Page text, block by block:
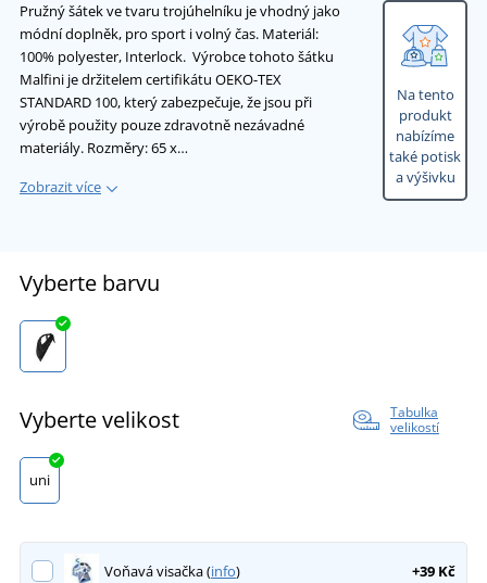
Pružný šátek ve tvaru trojúhelníku je vhodný jako
módní doplněk, pro sport i volný čas. Materiál:
100% polyester, Interlock. Výrobce tohoto šátku
Malfini je držitelem certifikátu OEKO-TEX
STANDARD 100, který zabezpečuje, že jsou při
výrobě použity pouze zdravotně nezávadné
materiály. Rozměry: 65 x…
Zobrazit více
Na tento
produkt
nabízíme
také potisk
a výšivku
Vyberte barvu
Vyberte velikost
Tabulka
velikostí
uni
Voňavá visačka (info) +39 Kč